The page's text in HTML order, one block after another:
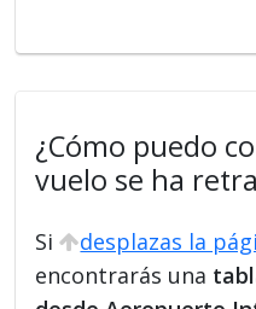
¿Cómo puedo
vuelo se ha
Si
desplazas la
encontrarás una